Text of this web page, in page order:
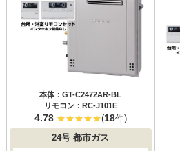
本体：GT-C2472AR-BL
リモコン：RC-J101E
4.78 (18件)
24号 都市ガス